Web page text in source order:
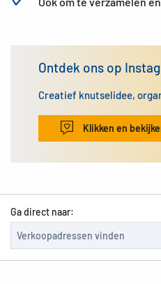
Ontdek ons op
Creatief knutselidee,
Klikken en
Ga direct naar: